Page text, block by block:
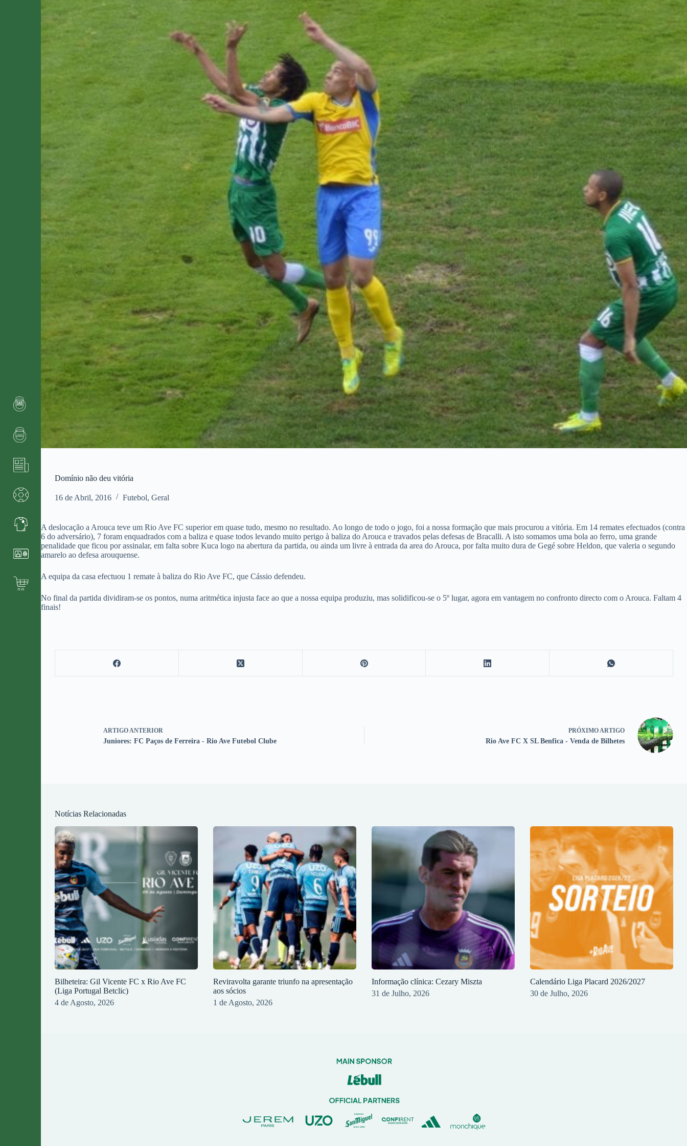
Domínio não deu vitória
16 de Abril, 2016 Futebol,Geral
A deslocação a Arouca teve um Rio Ave FC superior em quase tudo, mesmo no resultado. Ao longo de todo o jogo, foi a nossa formação que mais procurou a vitória. Em 14 remates efectuados (contra
6 do adversário), 7 foram enquadrados com a baliza e quase todos levando muito perigo à baliza do Arouca e travados pelas defesas de Bracalli. A isto somamos uma bola ao ferro, uma grande
penalidade que ficou por assinalar, em falta sobre Kuca logo na abertura da partida, ou ainda um livre à entrada da area do Arouca, por falta muito dura de Gegé sobre Heldon, que valeria o segundo
amarelo ao defesa arouquense.
A equipa da casa efectuou 1 remate à baliza do Rio Ave FC, que Cássio defendeu.
No final da partida dividiram-se os pontos, numa aritmética injusta face ao que a nossa equipa produziu, mas solidificou-se o 5º lugar, agora em vantagem no confronto directo com o Arouca. Faltam 4
finais!
ARTIGO ANTERIOR
Juniores: FC Paços de Ferreira - Rio Ave Futebol Clube
PRÓXIMO ARTIGO
Rio Ave FC X SL Benfica - Venda de Bilhetes
Notícias Relacionadas
Bilheteira: Gil Vicente FC x Rio Ave FC
(Liga Portugal Betclic)
4 de Agosto, 2026
Reviravolta garante triunfo na apresentação
aos sócios
1 de Agosto, 2026
Informação clínica: Cezary Miszta
31 de Julho, 2026
Calendário Liga Placard 2026/2027
30 de Julho, 2026